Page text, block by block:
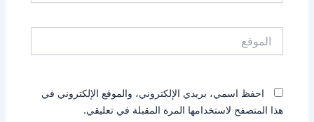
احفظ اسمي، بريدي الإلكتروني، والموقع الإلكتروني في
هذا المتصفح لاستخدامها المرة المقبلة في تعليقي.